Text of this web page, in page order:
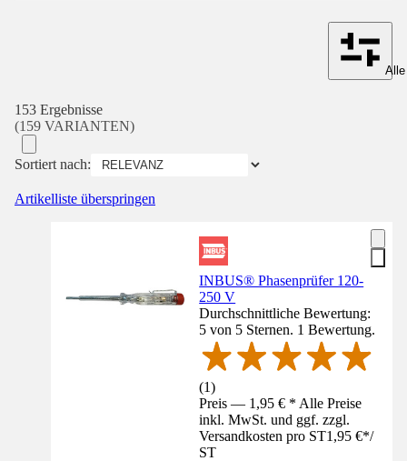
153 Ergebnisse
(159 VARIANTEN)
Sortiert nach:
Artikelliste überspringen
INBUS® Phasenprüfer 120-
250 V
Durchschnittliche Bewertung:
5 von 5 Sternen. 1 Bewertung.
(1)
Preis — 1,95 € * Alle Preise
inkl. MwSt. und ggf. zzgl.
Versandkosten pro ST1,95 €*/
ST